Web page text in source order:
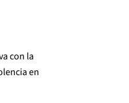
con la
en